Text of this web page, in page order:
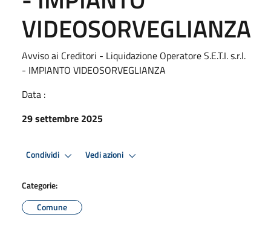
VIDEOSORVEGLIANZA
Avviso ai Creditori - Liquidazione Operatore S.E.T.I. s.r.l.
- IMPIANTO VIDEOSORVEGLIANZA
Data :
29 settembre 2025
Condividi Vedi azioni
Categorie:
Comune